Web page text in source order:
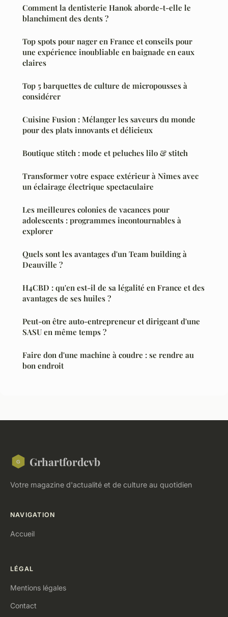
Comment la dentisterie Hanok aborde-t-elle le
blanchiment des dents ?
Top spots pour nager en France et conseils pour
une expérience inoubliable en baignade en eaux
claires
Top 5 barquettes de culture de micropousses à
considérer
Cuisine Fusion : Mélanger les saveurs du monde
pour des plats innovants et délicieux
Boutique stitch : mode et peluches lilo & stitch
Transformer votre espace extérieur à Nîmes avec
un éclairage électrique spectaculaire
Les meilleures colonies de vacances pour
adolescents : programmes incontournables à
explorer
Quels sont les avantages d'un Team building à
Deauville ?
H4CBD : qu'en est-il de sa légalité en France et des
avantages de ses huiles ?
Peut-on être auto-entrepreneur et dirigeant d'une
SASU en même temps ?
Faire don d'une machine à coudre : se rendre au
bon endroit
Grhartfordcvb
Votre magazine d'actualité et de culture au quotidien
NAVIGATION
Accueil
LÉGAL
Mentions légales
Contact